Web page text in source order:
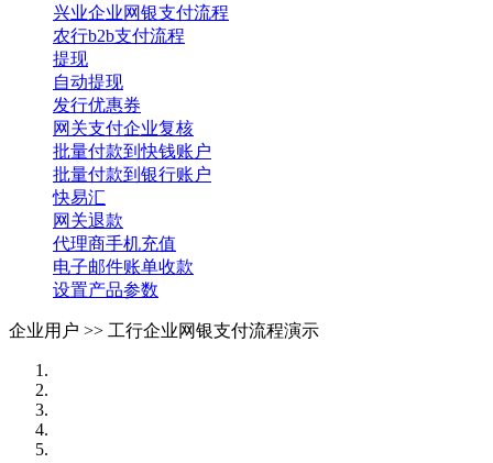
兴业企业网银支付流程
农行b2b支付流程
提现
自动提现
发行优惠券
网关支付企业复核
批量付款到快钱账户
批量付款到银行账户
快易汇
网关退款
代理商手机充值
电子邮件账单收款
设置产品参数
企业用户 >> 工行企业网银支付流程演示